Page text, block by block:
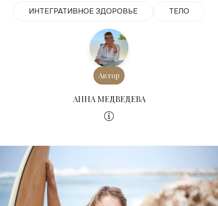
ИНТЕГРАТИВНОЕ ЗДОРОВЬЕ ТЕЛО
Автор
АННА МЕДВЕДЕВА